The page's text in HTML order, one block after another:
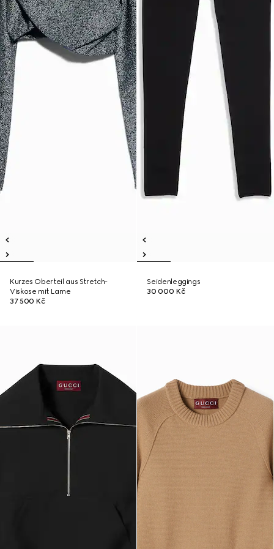
Kurzes Oberteil aus Stretch-
Viskose mit Lame
37 500 Kč
Seidenleggings
30 000 Kč